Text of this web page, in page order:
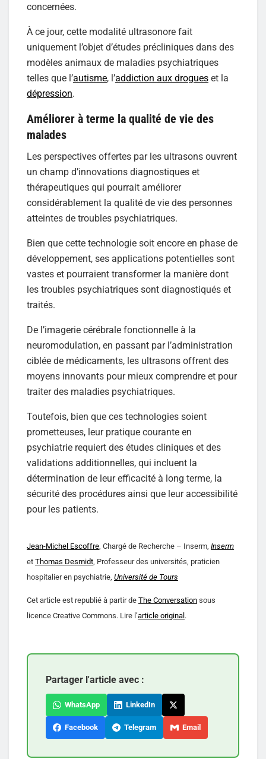
concernées.
À ce jour, cette modalité ultrasonore fait
uniquement l’objet d’études précliniques dans des
modèles animaux de maladies psychiatriques
telles que l’autisme, l’addiction aux drogues et la
dépression.
Améliorer à terme la qualité de vie des
malades
Les perspectives offertes par les ultrasons ouvrent
un champ d’innovations diagnostiques et
thérapeutiques qui pourrait améliorer
considérablement la qualité de vie des personnes
atteintes de troubles psychiatriques.
Bien que cette technologie soit encore en phase de
développement, ses applications potentielles sont
vastes et pourraient transformer la manière dont
les troubles psychiatriques sont diagnostiqués et
traités.
De l’imagerie cérébrale fonctionnelle à la
neuromodulation, en passant par l’administration
ciblée de médicaments, les ultrasons offrent des
moyens innovants pour mieux comprendre et pour
traiter des maladies psychiatriques.
Toutefois, bien que ces technologies soient
prometteuses, leur pratique courante en
psychiatrie requiert des études cliniques et des
validations additionnelles, qui incluent la
détermination de leur efficacité à long terme, la
sécurité des procédures ainsi que leur accessibilité
pour les patients.
Jean-Michel Escoffre, Chargé de Recherche – Inserm, Inserm
et Thomas Desmidt, Professeur des universités, praticien
hospitalier en psychiatrie, Université de Tours
Cet article est republié à partir de The Conversation sous
licence Creative Commons. Lire l’article original .
Partager l'article avec :
WhatsApp LinkedIn
Facebook Telegram Email